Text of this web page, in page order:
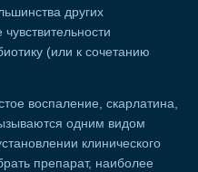
других
(или к сочетанию
воспаление, скарлатина,
одним видом
клинического
препарат, наиболее